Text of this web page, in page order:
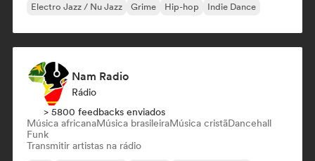
Electro Jazz / Nu Jazz Grime Hip-hop Indie Dance
Nam Radio
Rádio
> 5800 feedbacks enviados
Música africanaMúsica brasileiraMúsica cristãDancehall
Funk
Transmitir artistas na rádio